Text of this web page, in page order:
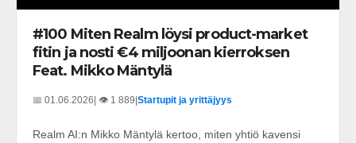
#100 Miten Realm löysi product-market
fitin ja nosti €4 miljoonan kierroksen
Feat. Mikko Mäntylä
📅 01.06.2026 | 👁️ 1 889 Startupit ja yrittäjyys
Realm AI:n Mikko Mäntylä kertoo, miten yhtiö kavensi